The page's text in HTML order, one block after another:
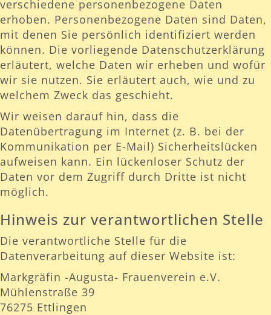
verschiedene personenbezogene Daten
erhoben. Personenbezogene Daten sind Daten,
mit denen Sie persönlich identifiziert werden
können. Die vorliegende Datenschutzerklärung
erläutert, welche Daten wir erheben und wofür
wir sie nutzen. Sie erläutert auch, wie und zu
welchem Zweck das geschieht.
Wir weisen darauf hin, dass die
Datenübertragung im Internet (z. B. bei der
Kommunikation per E-Mail) Sicherheitslücken
aufweisen kann. Ein lückenloser Schutz der
Daten vor dem Zugriff durch Dritte ist nicht
möglich.
Hinweis zur verantwortlichen Stelle
Die verantwortliche Stelle für die
Datenverarbeitung auf dieser Website ist:
Markgräfin -Augusta- Frauenverein e.V.
Mühlenstraße 39
76275 Ettlingen